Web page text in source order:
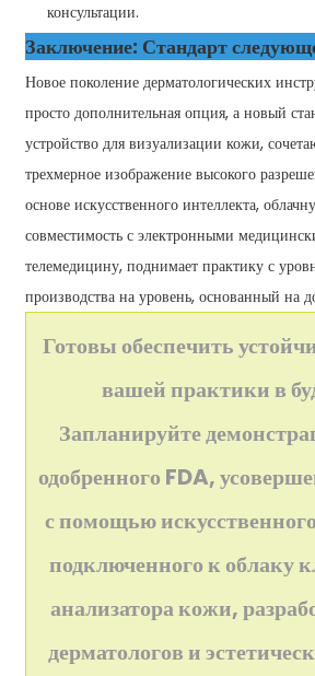
консультации.
Заключение: Стандарт
Новое поколение дерматологических
просто дополнительная опция, а новый
устройство для визуализации кожи,
трехмерное изображение высокого
основе искусственного интеллекта,
совместимость с электронными
телемедицину, поднимает практику с
производства на уровень, основанный на
Готовы обеспечить
вашей практики в
Запланируйте
одобренного FDA,
с помощью
подключенного к облаку
анализатора кожи,
дерматологов и